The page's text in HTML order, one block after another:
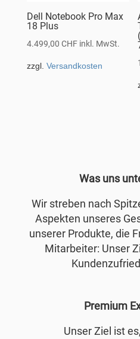
Dell Notebook Pro Max
18 Plus
4.499,00 CHF inkl. MwSt.
zzgl. Versandkosten
Was uns
Wir streben nach
Aspekten unseres
unserer Produkte, die
Mitarbeiter: Unser
Premium
Unser Ziel ist